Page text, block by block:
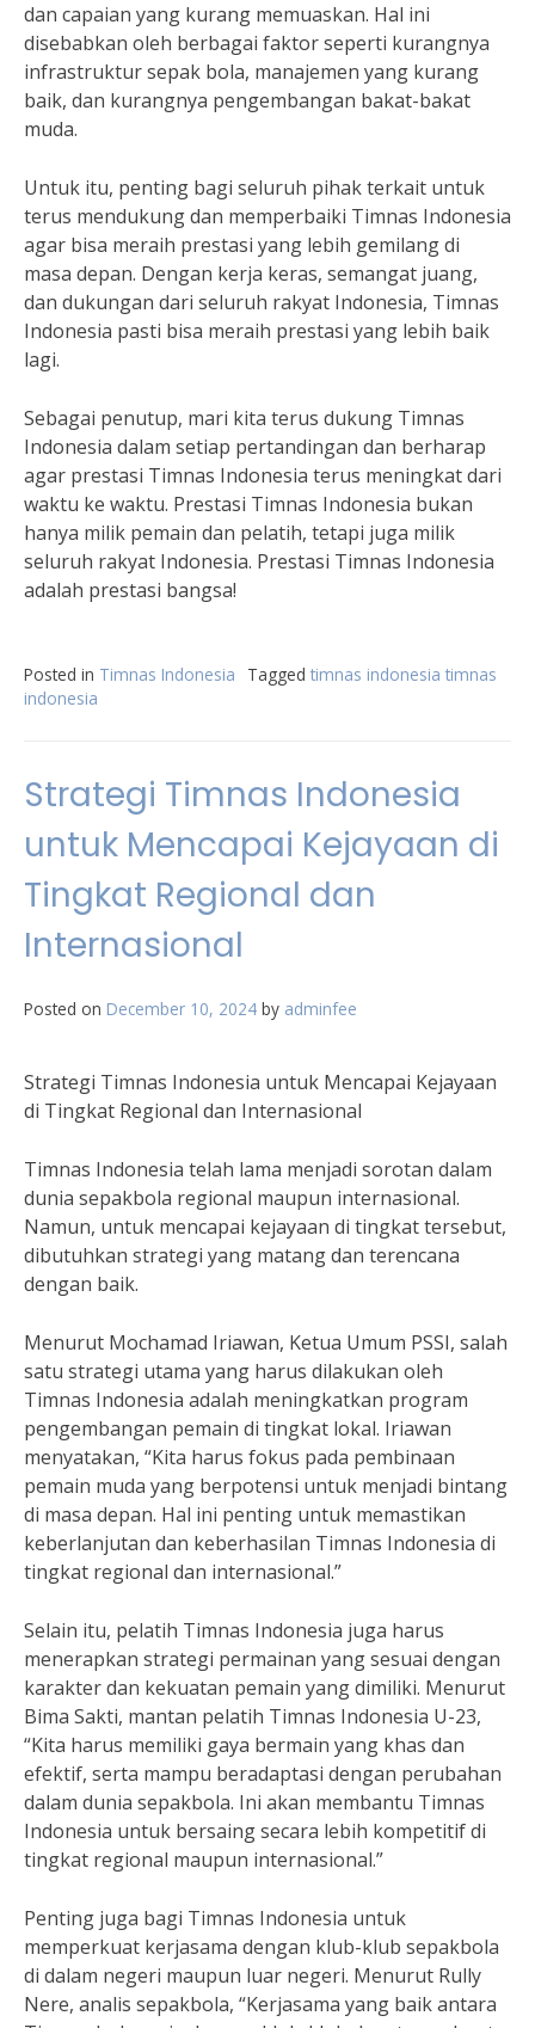
dan capaian yang kurang memuaskan. Hal ini
disebabkan oleh berbagai faktor seperti kurangnya
infrastruktur sepak bola, manajemen yang kurang
baik, dan kurangnya pengembangan bakat-bakat
muda.
Untuk itu, penting bagi seluruh pihak terkait untuk
terus mendukung dan memperbaiki Timnas Indonesia
agar bisa meraih prestasi yang lebih gemilang di
masa depan. Dengan kerja keras, semangat juang,
dan dukungan dari seluruh rakyat Indonesia, Timnas
Indonesia pasti bisa meraih prestasi yang lebih baik
lagi.
Sebagai penutup, mari kita terus dukung Timnas
Indonesia dalam setiap pertandingan dan berharap
agar prestasi Timnas Indonesia terus meningkat dari
waktu ke waktu. Prestasi Timnas Indonesia bukan
hanya milik pemain dan pelatih, tetapi juga milik
seluruh rakyat Indonesia. Prestasi Timnas Indonesia
adalah prestasi bangsa!
Posted in Timnas Indonesia Tagged timnas indonesia timnas
indonesia
Strategi Timnas Indonesia
untuk Mencapai Kejayaan di
Tingkat Regional dan
Internasional
Posted on December 10, 2024 by adminfee
Strategi Timnas Indonesia untuk Mencapai Kejayaan
di Tingkat Regional dan Internasional
Timnas Indonesia telah lama menjadi sorotan dalam
dunia sepakbola regional maupun internasional.
Namun, untuk mencapai kejayaan di tingkat tersebut,
dibutuhkan strategi yang matang dan terencana
dengan baik.
Menurut Mochamad Iriawan, Ketua Umum PSSI, salah
satu strategi utama yang harus dilakukan oleh
Timnas Indonesia adalah meningkatkan program
pengembangan pemain di tingkat lokal. Iriawan
menyatakan, “Kita harus fokus pada pembinaan
pemain muda yang berpotensi untuk menjadi bintang
di masa depan. Hal ini penting untuk memastikan
keberlanjutan dan keberhasilan Timnas Indonesia di
tingkat regional dan internasional.”
Selain itu, pelatih Timnas Indonesia juga harus
menerapkan strategi permainan yang sesuai dengan
karakter dan kekuatan pemain yang dimiliki. Menurut
Bima Sakti, mantan pelatih Timnas Indonesia U-23,
“Kita harus memiliki gaya bermain yang khas dan
efektif, serta mampu beradaptasi dengan perubahan
dalam dunia sepakbola. Ini akan membantu Timnas
Indonesia untuk bersaing secara lebih kompetitif di
tingkat regional maupun internasional.”
Penting juga bagi Timnas Indonesia untuk
memperkuat kerjasama dengan klub-klub sepakbola
di dalam negeri maupun luar negeri. Menurut Rully
Nere, analis sepakbola, “Kerjasama yang baik antara